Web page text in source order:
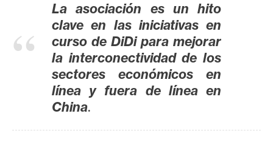
La asociación es un hito
clave en las iniciativas en
curso de DiDi para mejorar
la interconectividad de los
sectores económicos en
línea y fuera de línea en
China.